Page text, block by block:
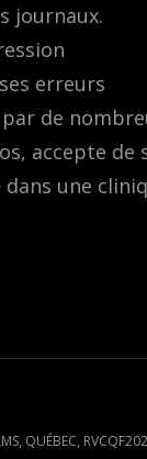
journaux.
erreurs
par de
accepte de
une
, QUÉBEC,